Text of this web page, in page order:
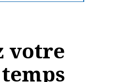
votre